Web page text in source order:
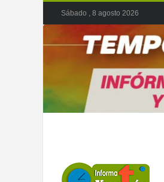
Sábado , 8 agosto 2026